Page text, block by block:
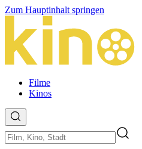
Zum Hauptinhalt springen
Filme
Kinos